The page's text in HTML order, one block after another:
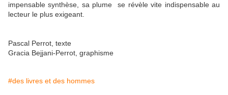
impensable synthèse, sa plume se révèle vite indispensable au
lecteur le plus exigeant.
Pascal Perrot, texte
Gracia Bejjani-Perrot, graphisme
#des livres et des hommes